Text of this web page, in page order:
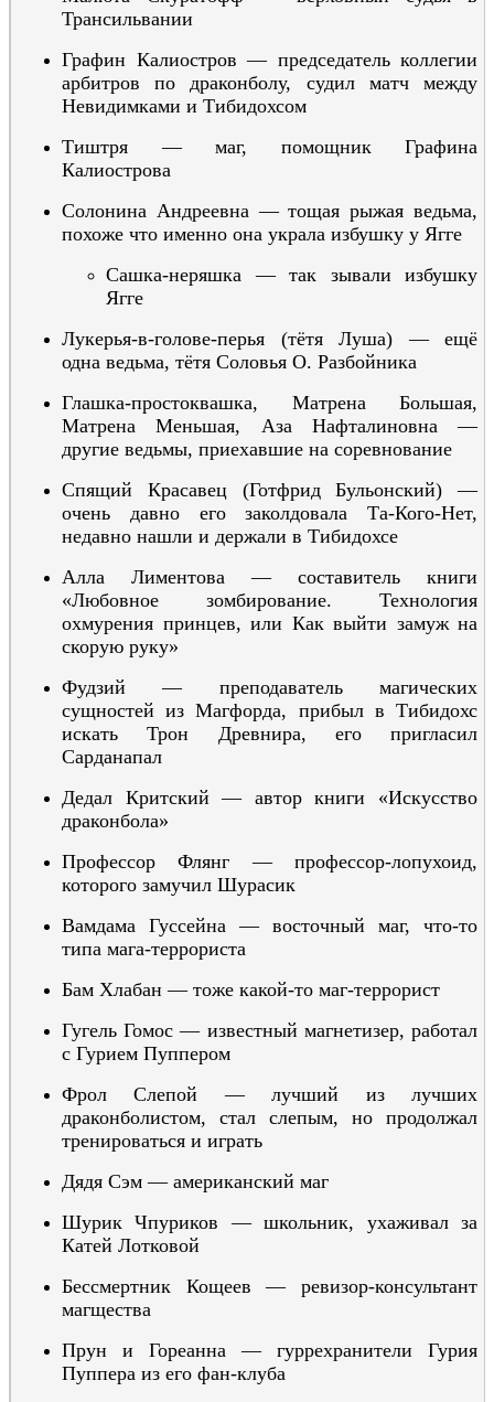
Трансильвании
Графин Калиостров — председатель коллегии
арбитров по драконболу, судил матч между
Невидимками и Тибидохсом
Тиштря — маг, помощник Графина
Калиострова
Солонина Андреевна — тощая рыжая ведьма,
похоже что именно она украла избушку у Ягге
Сашка-неряшка — так зывали избушку
Ягге
Лукерья-в-голове-перья (тётя Луша) — ещё
одна ведьма, тётя Соловья О. Разбойника
Глашка-простоквашка, Матрена Большая,
Матрена Меньшая, Аза Нафталиновна —
другие ведьмы, приехавшие на соревнование
Спящий Красавец (Готфрид Бульонский) —
очень давно его заколдовала Та-Кого-Нет,
недавно нашли и держали в Тибидохсе
Алла Лиментова — составитель книги
«Любовное зомбирование. Технология
охмурения принцев, или Как выйти замуж на
скорую руку»
Фудзий — преподаватель магических
сущностей из Магфорда, прибыл в Тибидохс
искать Трон Древнира, его пригласил
Сарданапал
Дедал Критский — автор книги «Искусство
драконбола»
Профессор Флянг — профессор-лопухоид,
которого замучил Шурасик
Вамдама Гуссейна — восточный маг, что-то
типа мага-террориста
Бам Хлабан — тоже какой-то маг-террорист
Гугель Гомос — известный магнетизер, работал
с Гурием Пуппером
Фрол Слепой — лучший из лучших
драконболистом, стал слепым, но продолжал
тренироваться и играть
Дядя Сэм — американский маг
Шурик Чпуриков — школьник, ухаживал за
Катей Лотковой
Бессмертник Кощеев — ревизор-консультант
магщества
Прун и Гореанна — гуррехранители Гурия
Пуппера из его фан-клуба